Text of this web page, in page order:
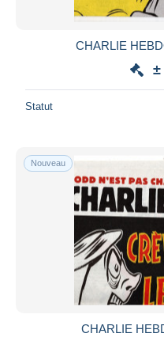
CHARLIE
±
Statut
Nouveau
CHARLIE